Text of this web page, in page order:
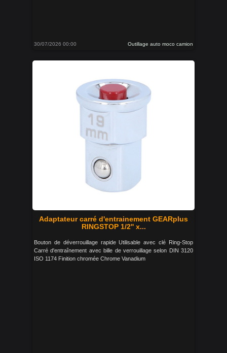
30/07/2026 00:00 Outillage auto moco camion
Adaptateur carré d'entrainement GEARplus
RINGSTOP 1/2'' x...
Bouton de déverrouillage rapide Utilisable avec clé Ring-Stop
Carré d'entraînement avec bille de verrouillage selon DIN 3120
ISO 1174 Finition chromée Chrome Vanadium